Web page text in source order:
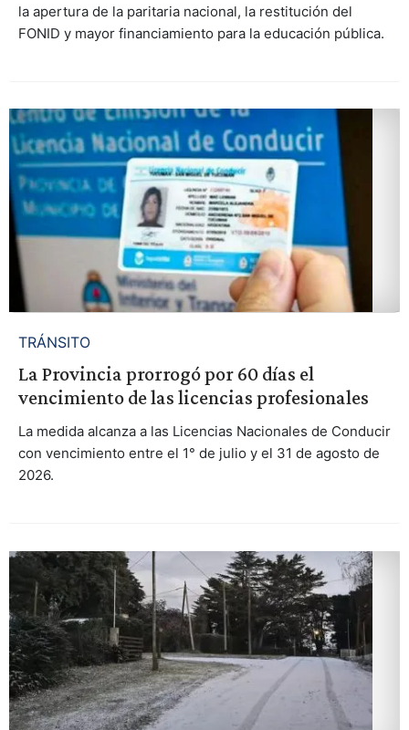
la apertura de la paritaria nacional, la restitución del
FONID y mayor financiamiento para la educación pública.
TRÁNSITO
La Provincia prorrogó por 60 días el
vencimiento de las licencias profesionales
La medida alcanza a las Licencias Nacionales de Conducir
con vencimiento entre el 1° de julio y el 31 de agosto de
2026.